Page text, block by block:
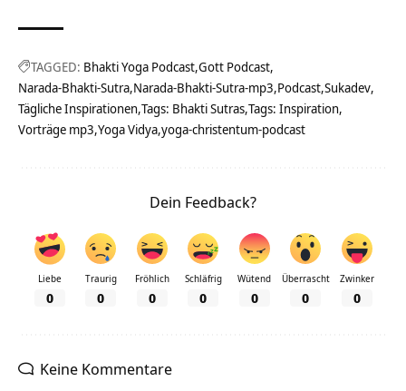
TAGGED: Bhakti Yoga Podcast Gott Podcast
Narada-Bhakti-Sutra Narada-Bhakti-Sutra-mp3 Podcast Sukadev
Tägliche Inspirationen Tags: Bhakti Sutras Tags: Inspiration
Vorträge mp3 Yoga Vidya yoga-christentum-podcast
Dein Feedback?
Liebe
0
Traurig
0
Fröhlich
0
Schläfrig
0
Wütend
0
Überrascht
0
Zwinker
0
Keine Kommentare